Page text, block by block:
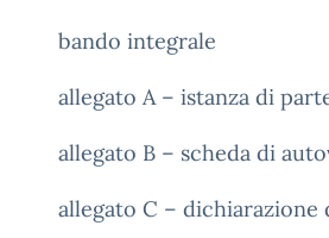
bando integrale
allegato A – istanza di
allegato B – scheda di
allegato C –